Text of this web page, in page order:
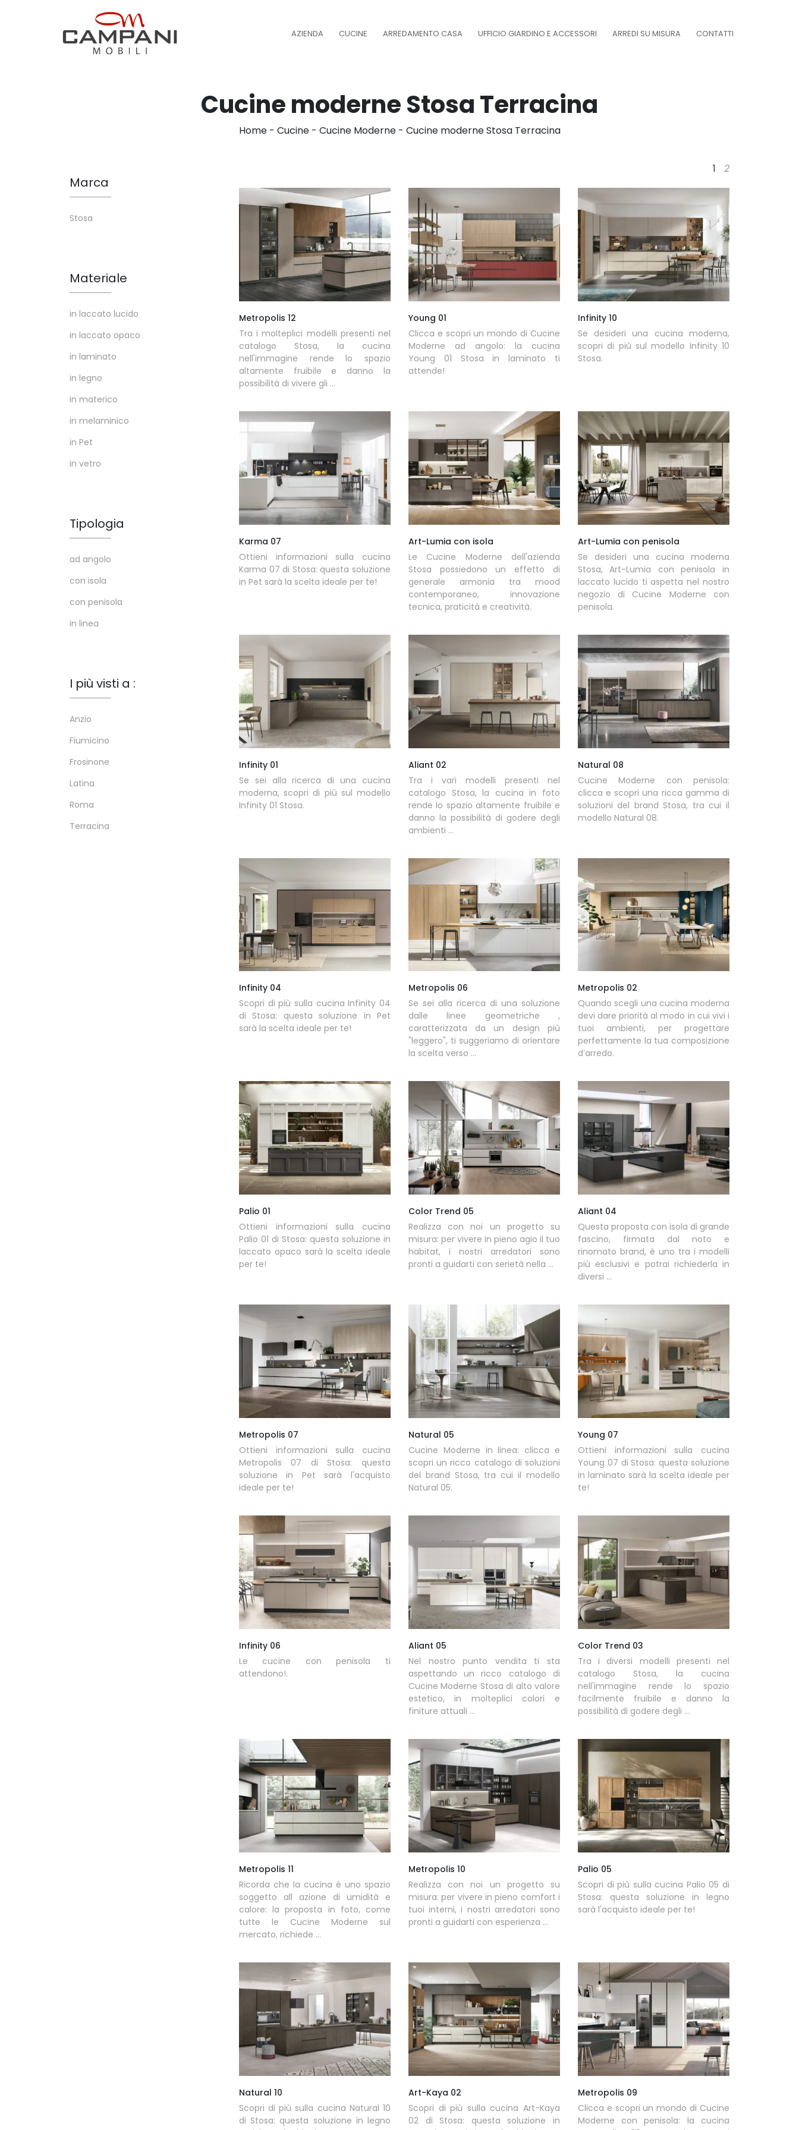
AZIENDA CUCINE ARREDAMENTO CASA UFFICIO GIARDINO E ACCESSORI ARREDI SU MISURA CONTATTI
Cucine moderne Stosa Terracina
Home- Cucine- Cucine Moderne- Cucine moderne Stosa Terracina
1 2
Metropolis 12
Tra i molteplici modelli presenti nel
catalogo Stosa, la cucina
nell'immagine rende lo spazio
altamente fruibile e danno la
possibilità di vivere gli ...
Young 01
Clicca e scopri un mondo di Cucine
Moderne ad angolo: la cucina
Young 01 Stosa in laminato ti
attende!
Infinity 10
Se desideri una cucina moderna,
scopri di più sul modello Infinity 10
Stosa.
Karma 07
Ottieni informazioni sulla cucina
Karma 07 di Stosa: questa soluzione
in Pet sarà la scelta ideale per te!
Art-Lumia con isola
Le Cucine Moderne dell'azienda
Stosa possiedono un effetto di
generale armonia tra mood
contemporaneo, innovazione
tecnica, praticità e creatività.
Art-Lumia con penisola
Se desideri una cucina moderna
Stosa, Art-Lumia con penisola in
laccato lucido ti aspetta nel nostro
negozio di Cucine Moderne con
penisola.
Infinity 01
Se sei alla ricerca di una cucina
moderna, scopri di più sul modello
Infinity 01 Stosa.
Aliant 02
Tra i vari modelli presenti nel
catalogo Stosa, la cucina in foto
rende lo spazio altamente fruibile e
danno la possibilità di godere degli
ambienti ...
Natural 08
Cucine Moderne con penisola:
clicca e scopri una ricca gamma di
soluzioni del brand Stosa, tra cui il
modello Natural 08.
Infinity 04
Scopri di più sulla cucina Infinity 04
di Stosa: questa soluzione in Pet
sarà la scelta ideale per te!
Metropolis 06
Se sei alla ricerca di una soluzione
dalle linee geometriche ,
caratterizzata da un design più
"leggero", ti suggeriamo di orientare
la scelta verso ...
Metropolis 02
Quando scegli una cucina moderna
devi dare priorità al modo in cui vivi i
tuoi ambienti, per progettare
perfettamente la tua composizione
d’arredo.
Palio 01
Ottieni informazioni sulla cucina
Palio 01 di Stosa: questa soluzione in
laccato opaco sarà la scelta ideale
per te!
Color Trend 05
Realizza con noi un progetto su
misura: per vivere in pieno agio il tuo
habitat, i nostri arredatori sono
pronti a guidarti con serietà nella ...
Aliant 04
Questa proposta con isola di grande
fascino, firmata dal noto e
rinomato brand, è uno tra i modelli
più esclusivi e potrai richiederla in
diversi ...
Metropolis 07
Ottieni informazioni sulla cucina
Metropolis 07 di Stosa: questa
soluzione in Pet sarà l'acquisto
ideale per te!
Natural 05
Cucine Moderne in linea: clicca e
scopri un ricco catalogo di soluzioni
del brand Stosa, tra cui il modello
Natural 05.
Young 07
Ottieni informazioni sulla cucina
Young 07 di Stosa: questa soluzione
in laminato sarà la scelta ideale per
te!
Infinity 06
Le cucine con penisola ti
attendono!.
Aliant 05
Nel nostro punto vendita ti sta
aspettando un ricco catalogo di
Cucine Moderne Stosa di alto valore
estetico, in molteplici colori e
finiture attuali ...
Color Trend 03
Tra i diversi modelli presenti nel
catalogo Stosa, la cucina
nell'immagine rende lo spazio
facilmente fruibile e danno la
possibilità di godere degli ...
Metropolis 11
Ricorda che la cucina è uno spazio
soggetto all azione di umidità e
calore: la proposta in foto, come
tutte le Cucine Moderne sul
mercato, richiede ...
Metropolis 10
Realizza con noi un progetto su
misura: per vivere in pieno comfort i
tuoi interni, i nostri arredatori sono
pronti a guidarti con esperienza ...
Palio 05
Scopri di più sulla cucina Palio 05 di
Stosa: questa soluzione in legno
sarà l'acquisto ideale per te!
Natural 10
Scopri di più sulla cucina Natural 10
di Stosa: questa soluzione in legno
Art-Kaya 02
Scopri di più sulla cucina Art-Kaya
02 di Stosa: questa soluzione in
Metropolis 09
Clicca e scopri un mondo di Cucine
Moderne con penisola: la cucina
Marca
Stosa
Materiale
in laccato lucido
in laccato opaco
in laminato
in legno
in materico
in melaminico
in Pet
in vetro
Tipologia
ad angolo
con isola
con penisola
in linea
I più visti a :
Anzio
Fiumicino
Frosinone
Latina
Roma
Terracina